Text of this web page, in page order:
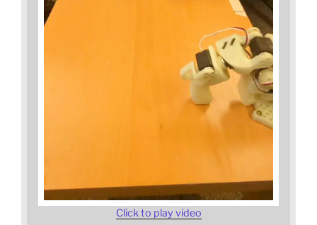
Click to play video